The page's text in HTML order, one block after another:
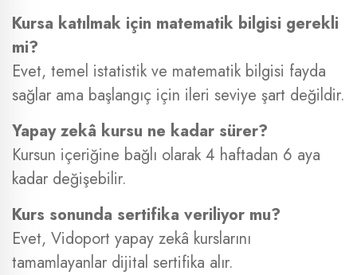
Kursa katılmak için matematik bilgisi gerekli
mi?
Evet, temel istatistik ve matematik bilgisi fayda
sağlar ama başlangıç için ileri seviye şart değildir.
Yapay zekâ kursu ne kadar sürer?
Kursun içeriğine bağlı olarak 4 haftadan 6 aya
kadar değişebilir.
Kurs sonunda sertifika veriliyor mu?
Evet, Vidoport yapay zekâ kurslarını
tamamlayanlar dijital sertifika alır.